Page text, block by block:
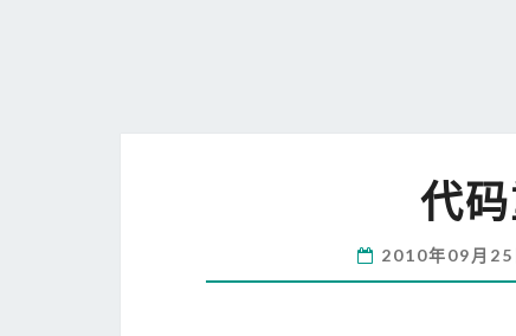
代
2010年09月